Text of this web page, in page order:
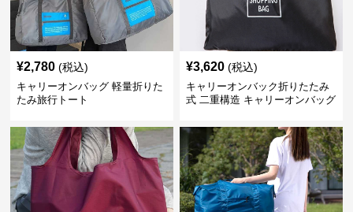
¥2,780 (税込)
キャリーオンバッグ 軽量折りた
たみ旅行トート
¥3,620 (税込)
キャリーオンバック折りたたみ
式 二重構造 キャリーオンバッグ